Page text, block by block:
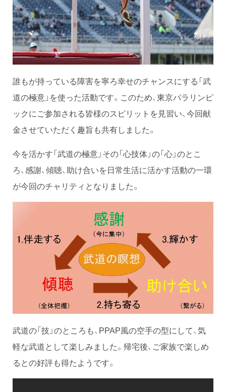
誰もが持っている障害を寧ろ幸せのチャンスにする「武
道の極意」を使った活動です。このため、東京パラリンピ
ックにご参加される皆様のスピリットを見習い、今回献
金させていただく趣旨も共有しました。
今を活かす「武道の極意」その「心技体」の「心」のとこ
ろ、感謝、傾聴、助け合いを日常生活に活かす活動の一環
が今回のチャリティとなりました。
武道の「技」のところも、PPAP風の空手の型にして、気
軽な武道として楽しみました。帰宅後、ご家族で楽しめ
るとの好評も得たようです。